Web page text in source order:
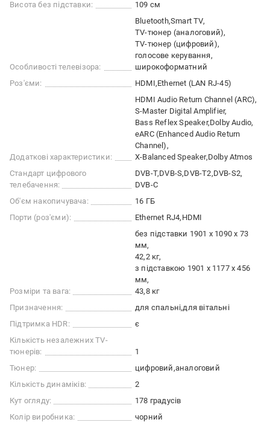
Висота без підставки:
109 см
Особливості телевізора:
Bluetooth Smart TV
TV-тюнер (аналоговий)
TV-тюнер (цифровий)
голосове керування
широкоформатний
Роз'єми:
HDMI Ethernet (LAN RJ-45)
Додаткові характеристики:
HDMI Audio Return Channel (ARC)
S-Master Digital Amplifier
Bass Reflex Speaker Dolby Audio
eARC (Enhanced Audio Return
Channel)
X-Balanced Speaker Dolby Atmos
Стандарт цифрового
телебачення:
DVB-T DVB-S DVB-T2 DVB-S2
DVB-C
Об'єм накопичувача:
16 ГБ
Порти (роз'єми):
Ethernet RJ4 HDMI
Розміри та вага:
без підставки 1901 x 1090 x 73
мм
42,2 кг
з підставкою 1901 x 1177 x 456
мм
43,8 кг
Призначення:
для спальні для вітальні
Підтримка HDR:
є
Кількість незалежних TV-
тюнерів:
1
Тюнер:
цифровий аналоговий
Кількість динаміків:
2
Кут огляду:
178 градусів
Колір виробника:
чорний